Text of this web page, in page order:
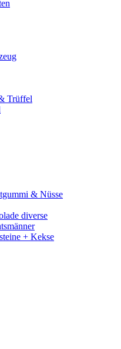
Trüffel
& Nüsse
diverse
+ Kekse